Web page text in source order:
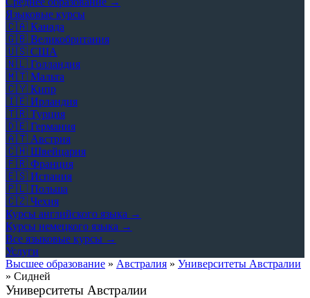
Языковые курсы
🇨🇦 Канада
🇬🇧 Великобритания
🇺🇸 США
🇳🇱 Голландия
🇲🇹 Мальта
🇨🇾 Кипр
🇮🇪 Ирландия
🇹🇷 Турция
🇩🇪 Германия
🇦🇹 Австрия
🇨🇭 Швейцария
🇫🇷 Франция
🇪🇸 Испания
🇵🇱 Польша
🇨🇿 Чехия
Курсы английского языка →
Курсы немецкого языка →
Все языковые курсы →
Услуги
Высшее образование » Австралия » Университеты Австралии
» Сидней
Университеты Австралии